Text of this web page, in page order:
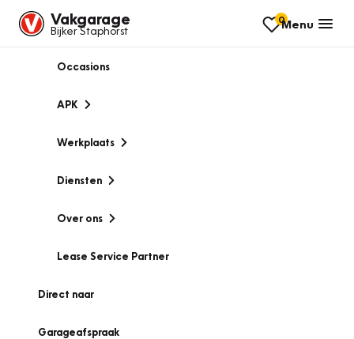
Vakgarage
Bijker Staphorst
0Menu
Occasions
APK
Werkplaats
Diensten
Over ons
Lease Service Partner
Direct naar
Garageafspraak